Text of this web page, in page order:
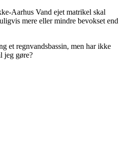
Aarhus Vand ejet matrikel skal
mere eller mindre bevokset end
et regnvandsbassin, men har ikke
jeg gøre?